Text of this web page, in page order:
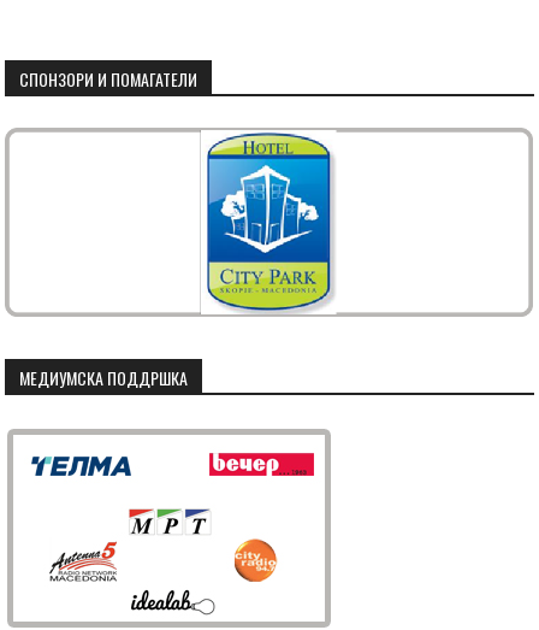
СПОНЗОРИ И ПОМАГАТЕЛИ
МЕДИУМСКА ПОДДРШКА